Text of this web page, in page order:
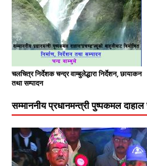
चलचित्र निर्देशक चन्द्र वाम्बुलेद्धारा निर्देशन, छायाकन
तथा सम्पादन
सम्माननीय प्रधानमन्त्री पुष्पकमल